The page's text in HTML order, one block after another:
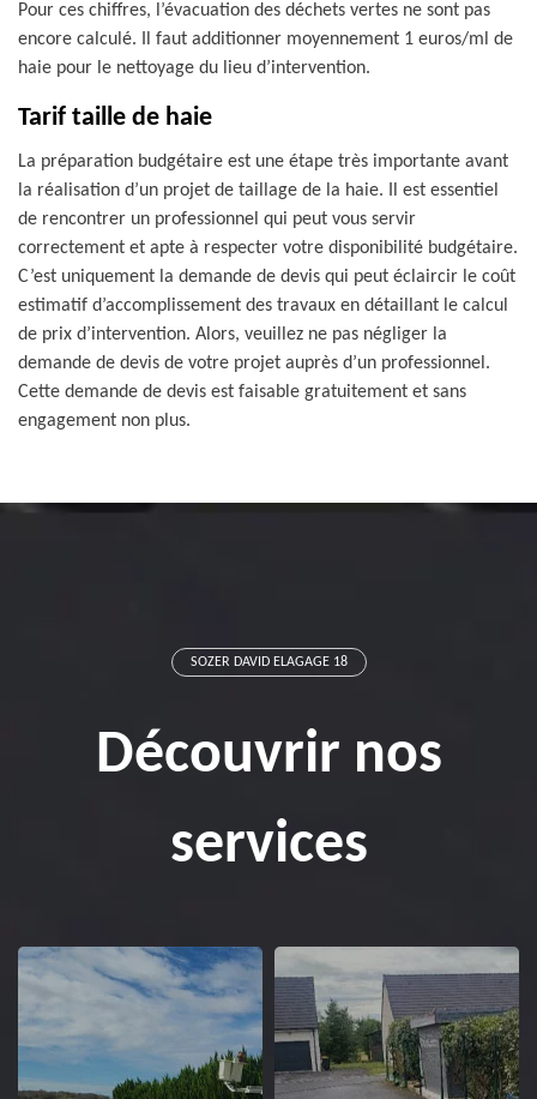
Pour ces chiffres, l’évacuation des déchets vertes ne sont pas
encore calculé. Il faut additionner moyennement 1 euros/ml de
haie pour le nettoyage du lieu d’intervention.
Tarif taille de haie
La préparation budgétaire est une étape très importante avant
la réalisation d’un projet de taillage de la haie. Il est essentiel
de rencontrer un professionnel qui peut vous servir
correctement et apte à respecter votre disponibilité budgétaire.
C’est uniquement la demande de devis qui peut éclaircir le coût
estimatif d’accomplissement des travaux en détaillant le calcul
de prix d’intervention. Alors, veuillez ne pas négliger la
demande de devis de votre projet auprès d’un professionnel.
Cette demande de devis est faisable gratuitement et sans
engagement non plus.
SOZER DAVID ELAGAGE 18
Découvrir nos
services